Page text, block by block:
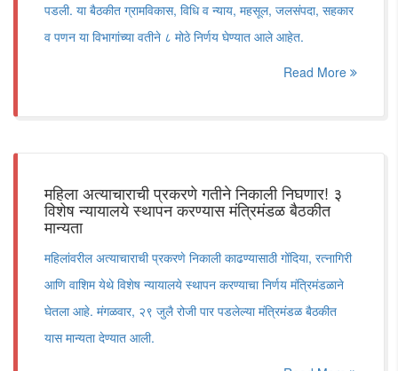
पडली. या बैठकीत ग्रामविकास, विधि व न्याय, महसूल, जलसंपदा, सहकार
व पणन या विभागांच्या वतीने ८ मोठे निर्णय घेण्यात आले आहेत.
Read More
महिला अत्याचाराची प्रकरणे गतीने निकाली निघणार! ३
विशेष न्यायालये स्थापन करण्यास मंत्रिमंडळ बैठकीत
मान्यता
महिलांवरील अत्याचाराची प्रकरणे निकाली काढण्यासाठी गोंदिया, रत्नागिरी
आणि वाशिम येथे विशेष न्यायालये स्थापन करण्याचा निर्णय मंत्रिमंडळाने
घेतला आहे. मंगळवार, २९ जुलै रोजी पार पडलेल्या मंत्रिमंडळ बैठकीत
यास मान्यता देण्यात आली.